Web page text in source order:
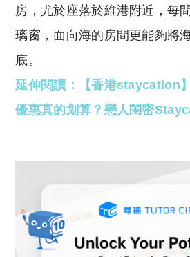
房，尤於座落於維港附近，每
璃窗，面向海的房間更能夠將
底。
延伸閱讀：【香港staycation
優惠真的划算？戀人閨密